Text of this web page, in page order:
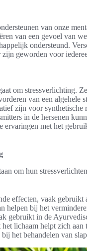
van onze
van een gevoel van
ondersteund.
geworden voor
om stressverlichting.
van een algehele
zijn voor synthetische
in de hersenen
ervaringen met het
om hun
effecten, vaak gebruikt
helpen bij het
gebruikt in de
lichaam helpt zich aan
het behandelen van